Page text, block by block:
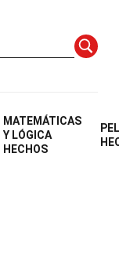
MATEMÁTICAS
Y LÓGICA
HECHOS